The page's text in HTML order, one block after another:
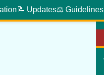
📝 Updates⚖️ Guidelines